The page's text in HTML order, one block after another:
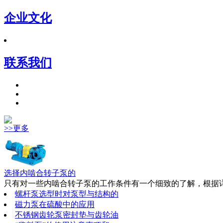
企业文化
联系我们
>>更多
选择内啮合转子泵的
只有对一些内啮合转子泵的工作条件有一个细致的了解，根据
螺杆泵选型时对泵型与结构的
磁力泵在硫酸中的应用
不锈钢齿轮泵密封垫与齿轮油